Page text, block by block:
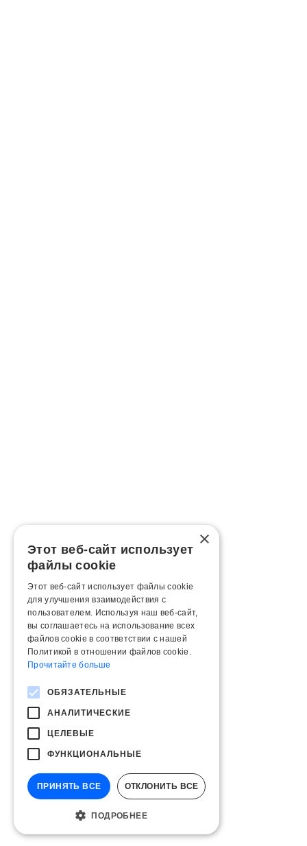
×
Этот веб-сайт использует
файлы cookie
Этот веб-сайт использует файлы cookie
для улучшения взаимодействия с
пользователем. Используя наш веб-сайт,
вы соглашаетесь на использование всех
файлов cookie в соответствии с нашей
Политикой в ​​отношении файлов cookie.
Прочитайте больше
ОБЯЗАТЕЛЬНЫЕ
АНАЛИТИЧЕСКИЕ
ЦЕЛЕВЫЕ
ФУНКЦИОНАЛЬНЫЕ
ПРИНЯТЬ ВСЕ ОТКЛОНИТЬ ВСЕ
ПОДРОБНЕЕ